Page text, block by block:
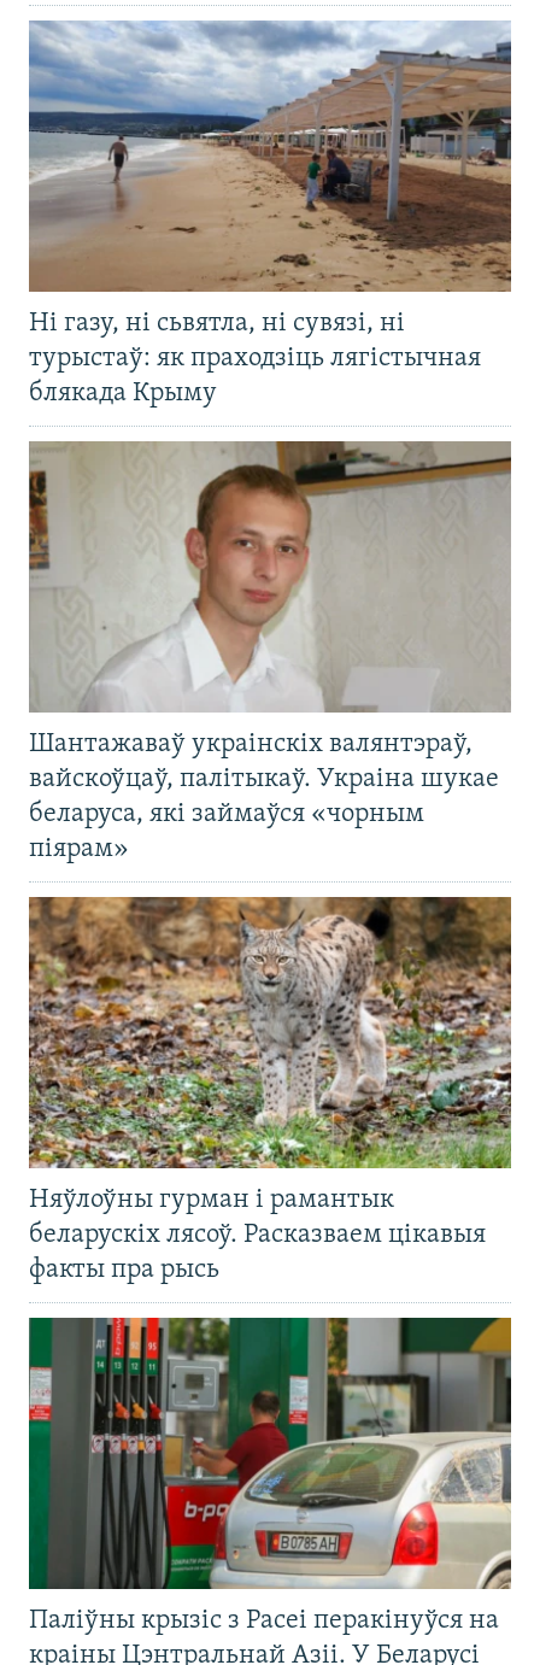
Ні газу, ні сьвятла, ні сувязі, ні
турыстаў: як праходзіць лягістычная
блякада Крыму
Шантажаваў украінскіх валянтэраў,
вайскоўцаў, палітыкаў. Украіна шукае
беларуса, які займаўся «чорным
піярам»
Няўлоўны гурман і рамантык
беларускіх лясоў. Расказваем цікавыя
факты пра рысь
Паліўны крызіс з Расеі перакінуўся на
краіны Цэнтральнай Азіі. У Беларусі